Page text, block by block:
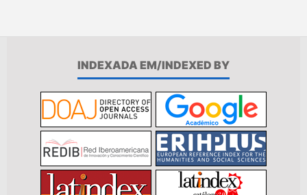
INDEXADA EM/INDEXED BY